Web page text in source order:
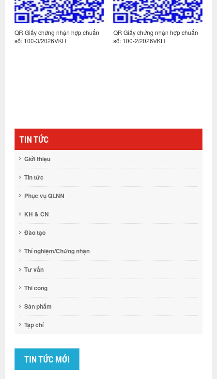
QR Giấy chứng nhận hợp chuẩn
số: 100-3/2026VKH
QR Giấy chứng nhận hợp chuẩn
số: 100-2/2026VKH
TIN TỨC
Giới thiệu
Tin tức
Phục vụ QLNN
KH & CN
Đào tạo
Thí nghiệm/Chứng nhận
Tư vấn
Thi công
Sản phẩm
Tạp chí
TIN TỨC MỚI